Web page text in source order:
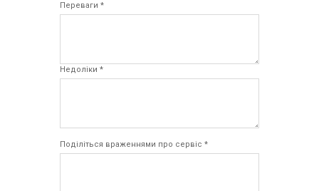
Переваги *
Недоліки *
Поділіться враженнями про сервіс *